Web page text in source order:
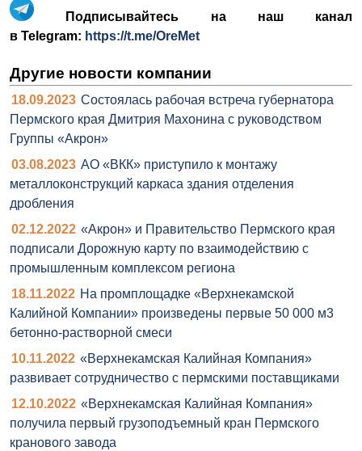
Подписывайтесь на наш канал
в Telegram: https://t.me/OreMet
Другие новости компании
18.09.2023 Состоялась рабочая встреча губернатора
Пермского края Дмитрия Махонина с руководством
Группы «Акрон»
03.08.2023 АО «ВКК» приступило к монтажу
металлоконструкций каркаса здания отделения
дробления
02.12.2022 «Акрон» и Правительство Пермского края
подписали Дорожную карту по взаимодействию с
промышленным комплексом региона
18.11.2022 На промплощадке «Верхнекамской
Калийной Компании» произведены первые 50 000 м3
бетонно-растворной смеси
10.11.2022 «Верхнекамская Калийная Компания»
развивает сотрудничество с пермскими поставщиками
12.10.2022 «Верхнекамская Калийная Компания»
получила первый грузоподъемный кран Пермского
кранового завода